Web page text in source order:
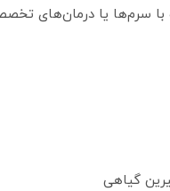
سرم‌ها یا درمان‌های